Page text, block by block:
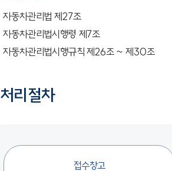
자동차관리법 제27조
자동차관리법시행령 제7조
자동차관리법시행규칙 제26조 ~ 제30조
처리절차
접수창고